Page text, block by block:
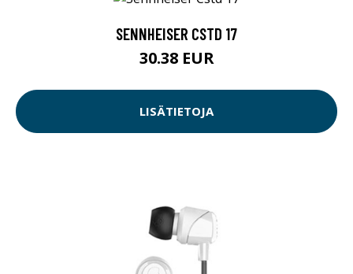
SENNHEISER CSTD 17
30.38 EUR
LISÄTIETOJA